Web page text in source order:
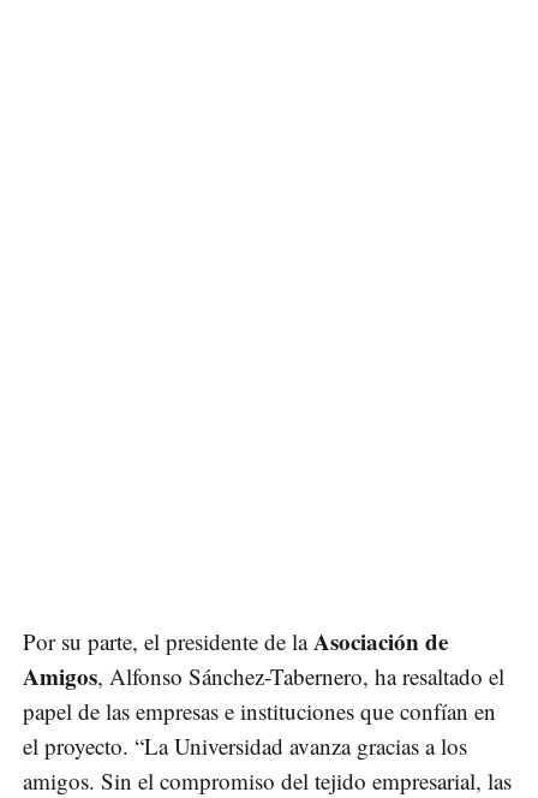
Por su parte, el presidente de laAsociación de
Amigos, Alfonso Sánchez-Tabernero, ha resaltado el
papel de las empresas e instituciones que confían en
el proyecto. “La Universidad avanza gracias a los
amigos. Sin el compromiso del tejido empresarial, las